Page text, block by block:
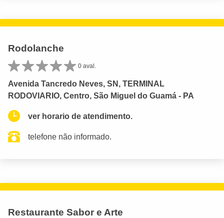
Rodolanche
0 aval.
Avenida Tancredo Neves, SN, TERMINAL
RODOVIARIO, Centro, São Miguel do Guamá - PA
ver horario de atendimento.
telefone não informado.
Restaurante Sabor e Arte